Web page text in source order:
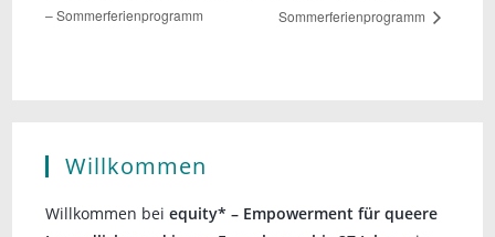
– Sommerferienprogramm
Sommerferienprogramm
Willkommen
Willkommen beiequity* – Empowerment für queere